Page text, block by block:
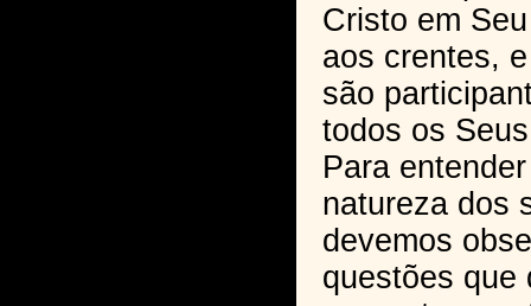
Cristo em
aos crentes,
são
todos os
Para
natureza dos
devemos
questões que